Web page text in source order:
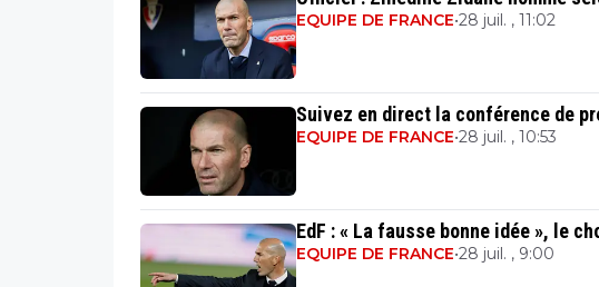
EQUIPE DE FRANCE•28 juil. , 11:02
Suivez en direct la conférence de
EQUIPE DE FRANCE•28 juil. , 10:53
EdF : « La fausse bonne idée », le
EQUIPE DE FRANCE•28 juil. , 9:00